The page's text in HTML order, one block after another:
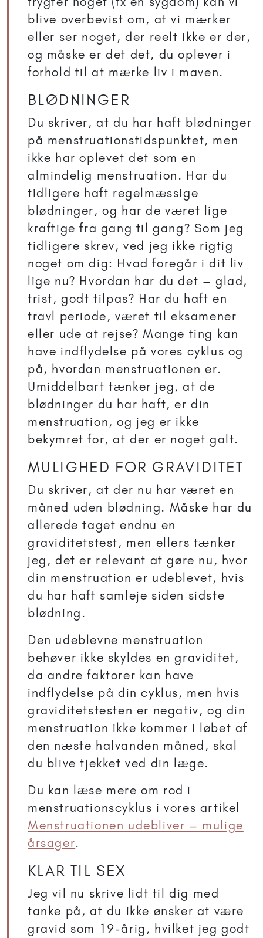
blive overbevist om, at vi mærker
eller ser noget, der reelt ikke er der,
og måske er det det, du oplever i
forhold til at mærke liv i maven.
BLØDNINGER
Du skriver, at du har haft blødninger
på menstruationstidspunktet, men
ikke har oplevet det som en
almindelig menstruation. Har du
tidligere haft regelmæssige
blødninger, og har de været lige
kraftige fra gang til gang? Som jeg
tidligere skrev, ved jeg ikke rigtig
noget om dig: Hvad foregår i dit liv
lige nu? Hvordan har du det – glad,
trist, godt tilpas? Har du haft en
travl periode, været til eksamener
eller ude at rejse? Mange ting kan
have indflydelse på vores cyklus og
på, hvordan menstruationen er.
Umiddelbart tænker jeg, at de
blødninger du har haft, er din
menstruation, og jeg er ikke
bekymret for, at der er noget galt.
MULIGHED FOR GRAVIDITET
Du skriver, at der nu har været en
måned uden blødning. Måske har du
allerede taget endnu en
graviditetstest, men ellers tænker
jeg, det er relevant at gøre nu, hvor
din menstruation er udeblevet, hvis
du har haft samleje siden sidste
blødning.
Den udeblevne menstruation
behøver ikke skyldes en graviditet,
da andre faktorer kan have
indflydelse på din cyklus, men hvis
graviditetstesten er negativ, og din
menstruation ikke kommer i løbet af
den næste halvanden måned, skal
du blive tjekket ved din læge.
Du kan læse mere om rod i
menstruationscyklus i vores artikel
Menstruationen udebliver – mulige
årsager.
KLAR TIL SEX
Jeg vil nu skrive lidt til dig med
tanke på, at du ikke ønsker at være
gravid som 19-årig, hvilket jeg godt